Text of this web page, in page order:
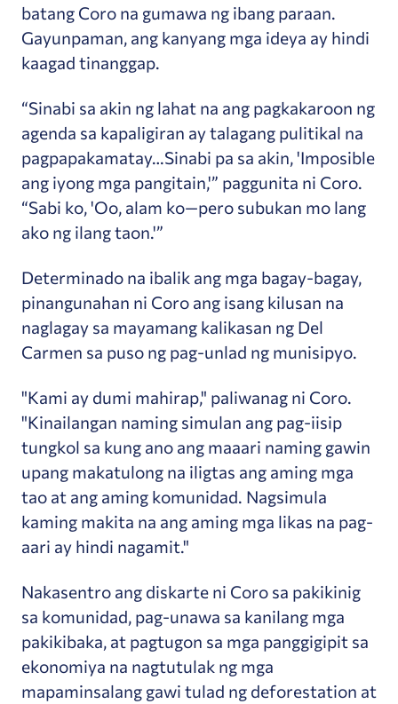
batang Coro na gumawa ng ibang paraan.
Gayunpaman, ang kanyang mga ideya ay hindi
kaagad tinanggap.
“Sinabi sa akin ng lahat na ang pagkakaroon ng
agenda sa kapaligiran ay talagang pulitikal na
pagpapakamatay…Sinabi pa sa akin, 'Imposible
ang iyong mga pangitain,'” paggunita ni Coro.
“Sabi ko, 'Oo, alam ko—pero subukan mo lang
ako ng ilang taon.'”
Determinado na ibalik ang mga bagay-bagay,
pinangunahan ni Coro ang isang kilusan na
naglagay sa mayamang kalikasan ng Del
Carmen sa puso ng pag-unlad ng munisipyo.
"Kami ay dumi mahirap," paliwanag ni Coro.
"Kinailangan naming simulan ang pag-iisip
tungkol sa kung ano ang maaari naming gawin
upang makatulong na iligtas ang aming mga
tao at ang aming komunidad. Nagsimula
kaming makita na ang aming mga likas na pag-
aari ay hindi nagamit."
Nakasentro ang diskarte ni Coro sa pakikinig
sa komunidad, pag-unawa sa kanilang mga
pakikibaka, at pagtugon sa mga panggigipit sa
ekonomiya na nagtutulak ng mga
mapaminsalang gawi tulad ng deforestation at